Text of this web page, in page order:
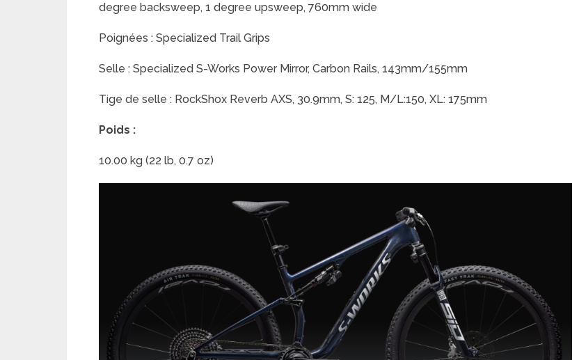
degree backsweep, 1 degree upsweep, 760mm wide
Poignées : Specialized Trail Grips
Selle : Specialized S-Works Power Mirror, Carbon Rails, 143mm/155mm
Tige de selle : RockShox Reverb AXS, 30.9mm, S: 125, M/L:150, XL: 175mm
Poids :
10.00 kg (22 lb, 0.7 oz)